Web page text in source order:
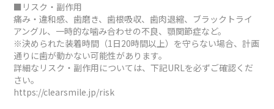
■リスク・副作用
痛み・違和感、歯磨き、歯根吸収、歯肉退縮、ブラックトライ
アングル、一時的な噛み合わせの不良、顎関節症など。
※決められた装着時間（1日20時間以上）を守らない場合、計画
通りに歯が動かない可能性があります。
詳細なリスク・副作用については、下記URLを必ずご確認くだ
さい。
https://clearsmile.jp/risk